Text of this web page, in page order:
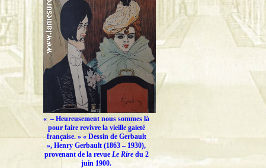
« – Heureusement nous sommes là
pour faire revivre la vieille gaieté
française.» « Dessin de Gerbault
», Henry Gerbault (1863 – 1930),
provenant de la revue Le Riredu 2
juin 1900.